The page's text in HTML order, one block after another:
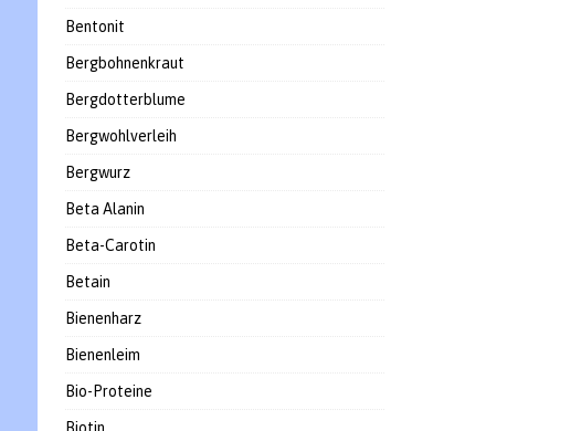
Bentonit
Bergbohnenkraut
Bergdotterblume
Bergwohlverleih
Bergwurz
Beta Alanin
Beta-Carotin
Betain
Bienenharz
Bienenleim
Bio-Proteine